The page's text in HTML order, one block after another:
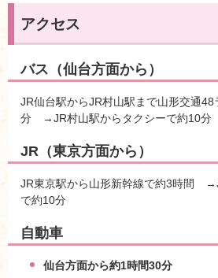
アクセス
バス（仙台方面から）
JR仙台駅からJR村山駅まで山形交通
分 →JR村山駅からタクシーで約10分
JR（東京方面から）
JR東京駅から山形新幹線で約3時間
で約10分
自動車
仙台方面から約1時間30分